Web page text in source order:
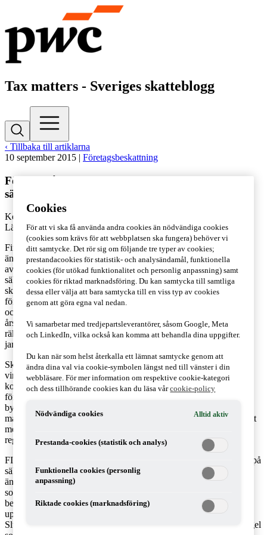
Tax matters - Sveriges skatteblogg
‹ Tillbaka till artiklarna
10 september 2015 | Företagsbeskattning
Förslag på ändring av reglerna rörande
säkerhetsreserv
Kontakta
Lästid: 2 min
Finansinspektionen (FI) föreslår
ändringar i föreskrifterna om maximal
avsättning till och upplösning av
säkerhetsreserven för
skadeförsäkringsföretag. Ändringarna
föreslås träda i kraft den 1 januari 2016
och tillämpas på årsbokslut och
årsredovisningar som upprättas för
räkenskapsår som påbörjas den 1
januari 2016 eller senare.
Skadeförsäkringsföretagens möjlighet att avsätta obeskattade
vinstmedel till säkerhetsreserven tillåter företagen att täcka
kommande förluster i försäkringsrörelsen. Syftet är att skydda
försäkringstagarna genom att försäkringsgivarna får möjlighet att
bygga upp en buffert. Detta regleras genom bland annat ett tak för
maximal avsättning. Beräkningen av tillåten avsättning syftar till att
medge en buffert som är riskmässigt motiverad för att undvika att
reglerna missbrukas.
FI föreslår nu ändringar i beräkningen av den maximala storleken på
säkerhetsreserven som ett försäkringsföretag kan ha. Enligt de nya
ändringarna ska beräkningen tydligare kopplas till den verksamhet
som företaget bedriver. Möjligheterna att göra avsättningar
begränsas därför. Regeln som tillåter att en säkerhetsreserv som
uppgår till maximalt tre gånger ett enskilt självbehåll tas bort.
Slutligen föreslås det även att den så kallade koncernregeln (en regel
Cookies
För att vi ska få använda andra cookies än nödvändiga cookies
(cookies som krävs för att webbplatsen ska fungera) behöver vi
ditt samtycke. Det rör sig om följande tre typer av cookies;
prestandacookies för statistik- och analysändamål, funktionella
cookies (för utökad funktionalitet och personlig anpassning) samt
cookies för riktad marknadsföring. Du kan samtycka till samtliga
dessa eller välja att bara samtycka till en viss typ av cookies
genom att göra egna val nedan.
Vi samarbetar med tredjepartsleverantörer, såsom Google, Meta
och LinkedIn, vilka också kan komma att behandla dina uppgifter.
Du kan när som helst återkalla ett lämnat samtycke genom att
ändra dina val via cookie-symbolen längst ned till vänster i din
webbläsare. För mer information om respektive cookie-kategori
och dess tillhörande cookies kan du läsa vårcookie-policy
Nödvändiga cookies Alltid aktiv
Prestanda-cookies (statistik och analys)
Funktionella cookies (personlig
anpassning)
Riktade cookies (marknadsföring)